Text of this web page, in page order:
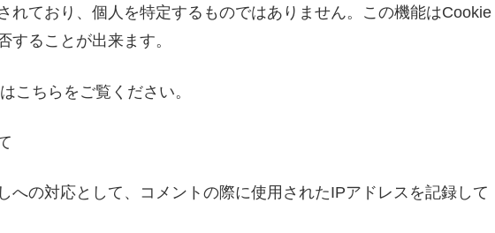
れており、個人を特定するものではありません。この機能はCookie
することが出来ます。
こちらをご覧ください。
への対応として、コメントの際に使用されたIPアドレスを記録して